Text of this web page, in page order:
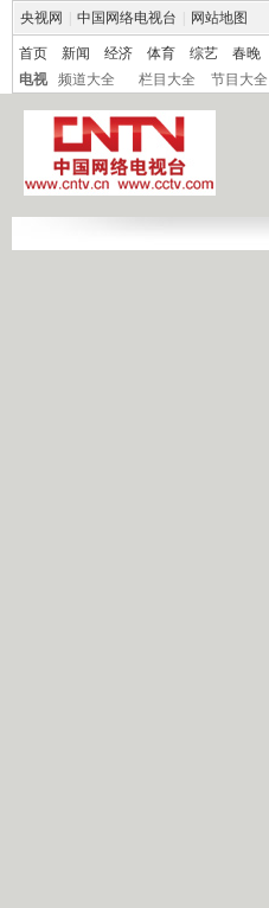
央视网 中国网络电视台 网站地图
首页 新闻 经济 体育 综艺 春晚
电视
频道大全 栏目大全 节目大全